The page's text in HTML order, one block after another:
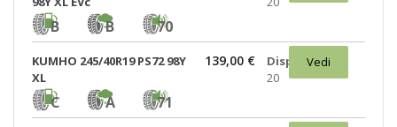
B B 70
KUMHO 245/40R19 PS72 98Y
XL
C A 71
139,00 €
Disponibili:
20
Vedi